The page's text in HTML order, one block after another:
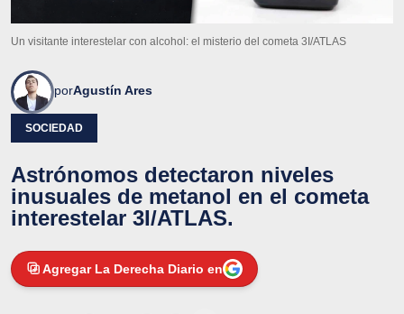
Un visitante interestelar con alcohol: el misterio del cometa 3I/ATLAS
porAgustín Ares
SOCIEDAD
Astrónomos detectaron niveles
inusuales de metanol en el cometa
interestelar 3I/ATLAS.
Agregar La Derecha Diario en